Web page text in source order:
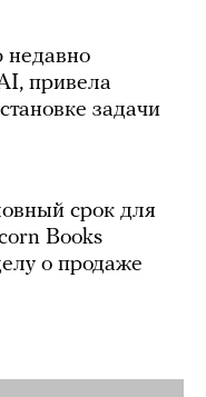
недавно
привела
задачи
срок для
Books
о продаже